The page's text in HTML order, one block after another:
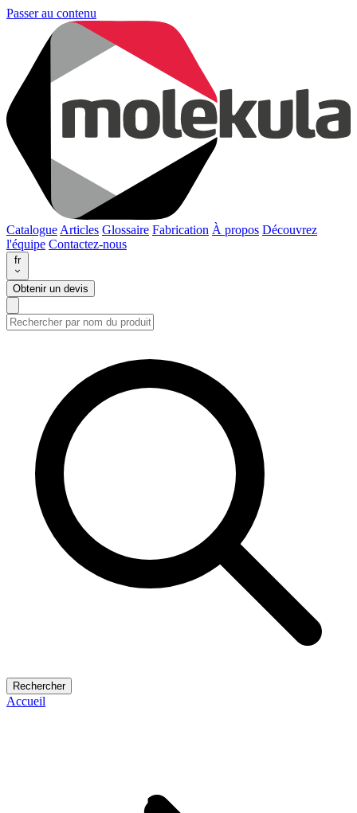
Passer au contenu
Catalogue Articles Glossaire Fabrication À propos Découvrez
l'équipe Contactez-nous
fr
Obtenir un devis
Rechercher
Accueil